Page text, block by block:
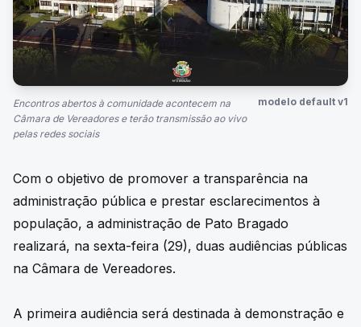
Encontros abertos à comunidade acontecem na
Câmara de Vereadores e terão transmissão ao vivo
pelas redes sociais
modelo default v1
Com o objetivo de promover a transparência na
administração pública e prestar esclarecimentos à
população, a administração de Pato Bragado
realizará, na sexta-feira (29), duas audiências públicas
na Câmara de Vereadores.
A primeira audiência será destinada à demonstração e